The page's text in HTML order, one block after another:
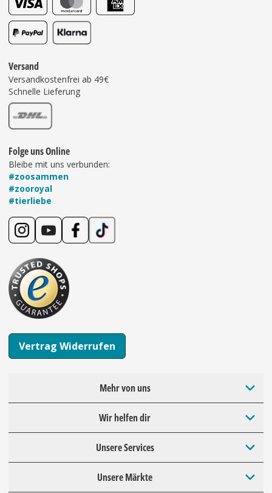
Versand
Versandkostenfrei ab 49€
Schnelle Lieferung
Folge uns Online
Bleibe mit uns verbunden:
#zoosammen
#zooroyal
#tierliebe
Vertrag Widerrufen
Mehr von uns
Wir helfen dir
Unsere Services
Unsere Märkte